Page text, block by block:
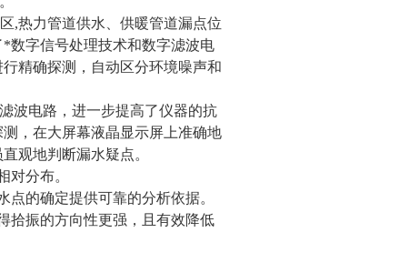
,热力管道供水、供暖管道漏点位
数字信号处理技术和数字滤波电
精确探测，自动区分环境噪声和
波电路，进一步提高了仪器的抗
，在大屏幕液晶显示屏上准确地
观地判断漏水疑点。
分布。
的确定提供可靠的分析依据。
振的方向性更强，且有效降低